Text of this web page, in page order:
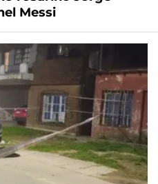
Messi